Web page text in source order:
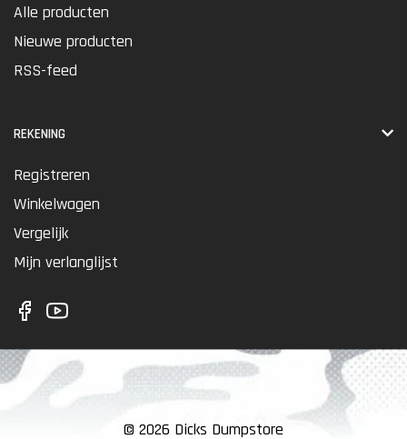
Alle producten
Nieuwe producten
RSS-feed
REKENING
Registreren
Winkelwagen
Vergelijk
Mijn verlanglijst
© 2026 Dicks Dumpstore